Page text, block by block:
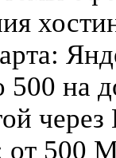
500 на
от 500